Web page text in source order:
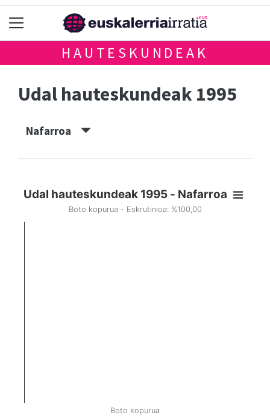
HAUTESKUNDEAK
Udal hauteskundeak 1995
Nafarroa
Boto kopurua
Udal hauteskundeak 1995 - Nafarroa
Boto kopurua - Eskrutinioa: %100,00